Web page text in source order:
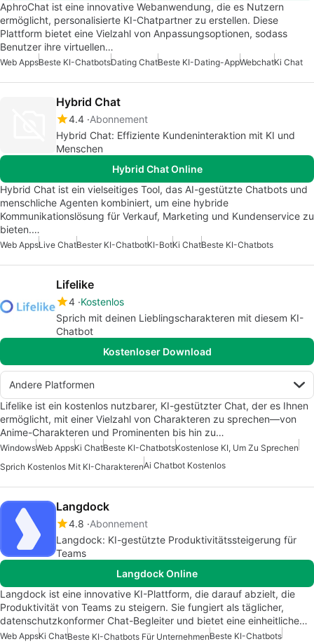
AphroChat ist eine innovative Webanwendung, die es Nutzern
ermöglicht, personalisierte KI-Chatpartner zu erstellen. Diese
Plattform bietet eine Vielzahl von Anpassungsoptionen, sodass
Benutzer ihre virtuellen…
Web AppsBeste KI-ChatbotsDating ChatBeste KI-Dating-AppWebchatKi Chat
Hybrid Chat
4.4 Abonnement
Hybrid Chat: Effiziente Kundeninteraktion mit KI und
Menschen
Hybrid Chat Online
Hybrid Chat ist ein vielseitiges Tool, das AI-gestützte Chatbots und
menschliche Agenten kombiniert, um eine hybride
Kommunikationslösung für Verkauf, Marketing und Kundenservice zu
bieten.…
Web AppsLive ChatBester KI-ChatbotKI-BotKi ChatBeste KI-Chatbots
Lifelike
4 Kostenlos
Sprich mit deinen Lieblingscharakteren mit diesem KI-
Chatbot
Kostenloser Download
Andere Platformen
Lifelike ist ein kostenlos nutzbarer, KI-gestützter Chat, der es Ihnen
ermöglicht, mit einer Vielzahl von Charakteren zu sprechen—von
Anime-Charakteren und Prominenten bis hin zu…
WindowsWeb AppsKi ChatBeste KI-ChatbotsKostenlose KI, Um Zu Sprechen
Sprich Kostenlos Mit KI-CharakterenAi Chatbot Kostenlos
Langdock
4.8 Abonnement
Langdock: KI-gestützte Produktivitätssteigerung für
Teams
Langdock Online
Langdock ist eine innovative KI-Plattform, die darauf abzielt, die
Produktivität von Teams zu steigern. Sie fungiert als täglicher,
datenschutzkonformer Chat-Begleiter und bietet eine einheitliche…
Web AppsKi ChatBeste KI-Chatbots Für UnternehmenBeste KI-Chatbots